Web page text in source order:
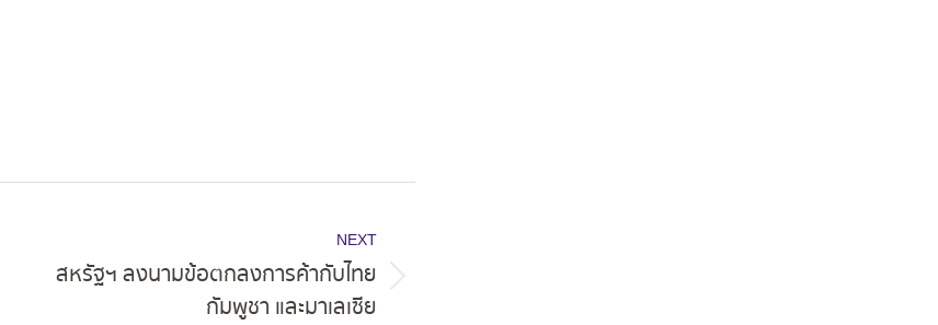
NEXT
สหรัฐฯ ลงนามข้อตกลงการค้ากับไทย
กัมพูชา และมาเลเซีย